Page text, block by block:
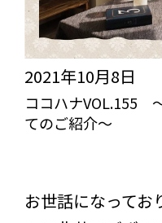
2021年10月8日
ココハナVOL.155
てのご紹介～
お世話になってお